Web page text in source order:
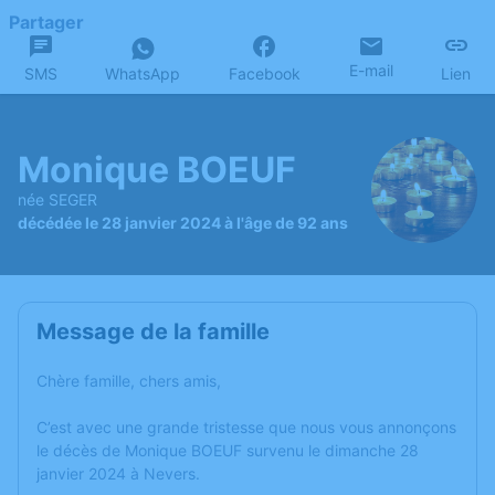
Partager
SMS WhatsApp Facebook E-mail Lien
Monique BOEUF
née SEGER
décédée le 28 janvier 2024 à l'âge de 92 ans
Message de la famille
Chère famille, chers amis,
C’est avec une grande tristesse que nous vous annonçons
le décès de Monique BOEUF survenu le dimanche 28
janvier 2024 à Nevers.